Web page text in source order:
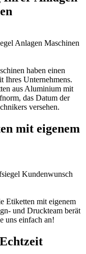
haben einen
Ihres Unternehmens.
aus Aluminium mit
das Datum der
versehen.
mit eigenem
Etiketten mit eigenem
und Druckteam berät
uns einfach an!